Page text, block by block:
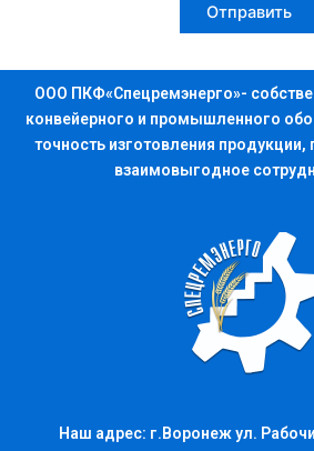
ООО ПКФ«Спецремэнерго»-
конвейерного и промышленного
точность изготовления
взаимовыгодное
Наш адрес: г.Воронеж ул.